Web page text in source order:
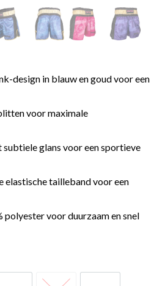
design in blauw en goud voor een
voor maximale
glans voor een sportieve
elastische tailleband voor een
polyester voor duurzaam en snel